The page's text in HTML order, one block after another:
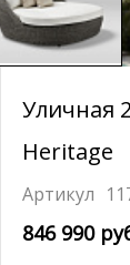
Уличная
Heritage
846 990